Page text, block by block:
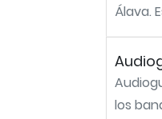
Álava.
los